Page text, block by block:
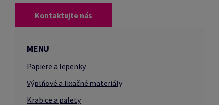
Kontaktujte nás
MENU
Papiere a lepenky
Výplňové a fixačné materiály
Krabice a palety